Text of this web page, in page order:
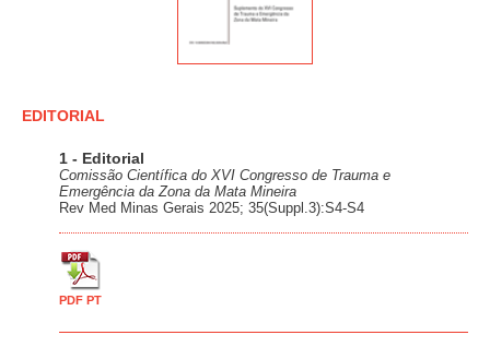
EDITORIAL
1 - Editorial
Comissão Científica do XVI Congresso de Trauma e
Emergência da Zona da Mata Mineira
Rev Med Minas Gerais 2025; 35(Suppl.3):S4-S4
PDF PT